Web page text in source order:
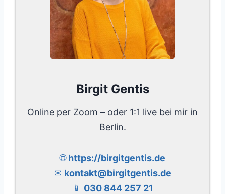
Birgit Gentis
Online per Zoom – oder 1:1 live bei mir in
Berlin.
🌐https://birgitgentis.de
✉ kontakt@birgitgentis.de
📱 030 844 257 21